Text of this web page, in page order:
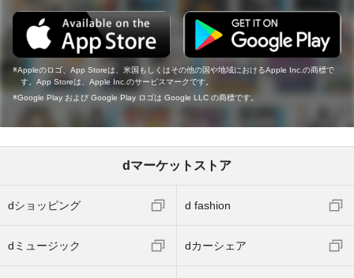
Appleのロゴ、App Storeは、米国もしくはその他の国や地域におけるApple Inc.の商標で
す。App Storeは、Apple Inc.のサービスマークです。
Google Play および Google Play ロゴは Google LLC の商標です。
dマーケットストア
dショッピング d fashion
dミュージック dカーシェア